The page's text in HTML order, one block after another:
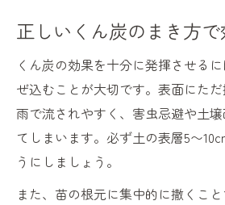
正しいくん炭のまき方
くん炭の効果を十分に発揮させる
ぜ込むことが大切です。表面にた
雨で流されやすく、害虫忌避や土
てしまいます。必ず土の表層5〜
うにしましょう。
また、苗の根元に集中的に撒くこ